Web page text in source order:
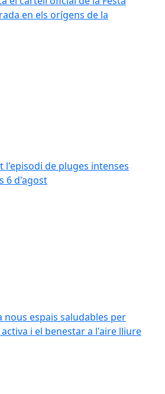
en els orígens de la
l'episodi de pluges intenses
6 d'agost
nous espais saludables per
i el benestar a l'aire lliure